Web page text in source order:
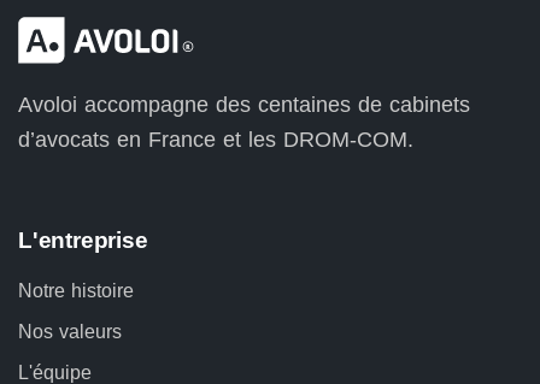
Avoloi accompagne des centaines de cabinets
d’avocats en France et les DROM-COM.
L'entreprise
Notre histoire
Nos valeurs
L'équipe